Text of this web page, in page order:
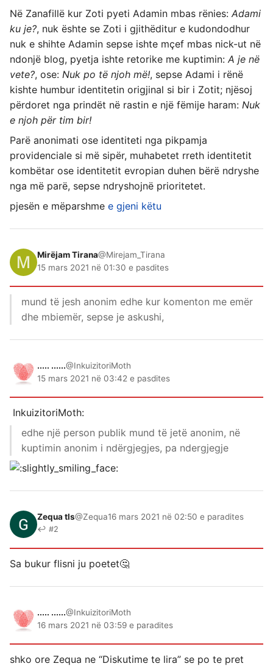
Në Zanafillë kur Zoti pyeti Adamin mbas rënies: Adami
ku je?, nuk ështe se Zoti i gjithëditur e kudondodhur
nuk e shihte Adamin sepse ishte mçef mbas nick-ut në
ndonjë blog, pyetja ishte retorike me kuptimin: A je në
vete?, ose: Nuk po të njoh më!, sepse Adami i rënë
kishte humbur identitetin origjinal si bir i Zotit; njësoj
përdoret nga prindët në rastin e një fëmije haram: Nuk
e njoh për tim bir!
Parë anonimati ose identiteti nga pikpamja
providenciale si më sipër, muhabetet rreth identitetit
kombëtar ose identitetit evropian duhen bërë ndryshe
nga më parë, sepse ndryshojnë prioritetet.
pjesën e mëparshme e gjeni këtu
Mirëjam Tirana@Mirejam_Tirana
15 mars 2021 në 01:30 e pasdites
mund të jesh anonim edhe kur komenton me emër
dhe mbiemër, sepse je askushi,
..... ......@InkuizitoriMoth
15 mars 2021 në 03:42 e pasdites
InkuizitoriMoth:
edhe një person publik mund të jetë anonim, në
kuptimin anonim i ndërgjegjes, pa ndergjegje
Zequa tls@Zequa16 mars 2021 në 02:50 e paradites
↩ #2
Sa bukur flisni ju poetet🤔
..... ......@InkuizitoriMoth
16 mars 2021 në 03:59 e paradites
shko ore Zequa ne “Diskutime te lira” se po te pret